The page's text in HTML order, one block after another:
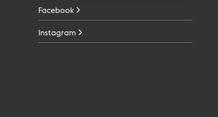
Facebook
Instagram